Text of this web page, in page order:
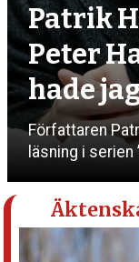
Patrik
Peter
hade
Författaren
läsning i serien